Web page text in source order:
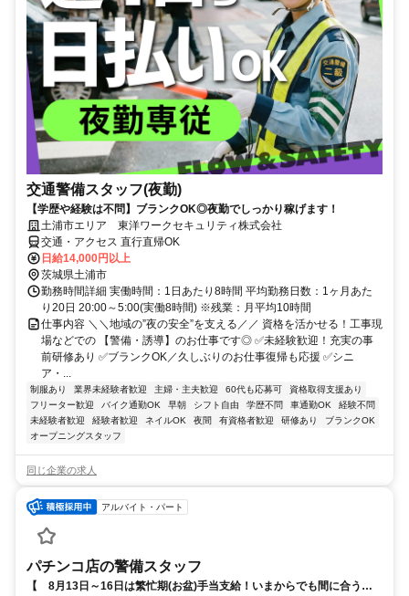
交通警備スタッフ(夜勤)
【学歴や経験は不問】ブランクOK◎夜勤でしっかり稼げます！
土浦市エリア 東洋ワークセキュリティ株式会社
交通・アクセス 直行直帰OK
日給14,000円以上
茨城県土浦市
勤務時間詳細 実働時間：1日あたり8時間 平均勤務日数：1ヶ月あた
り20日 20:00～5:00(実働8時間) ※残業：月平均10時間
仕事内容 ＼＼地域の”夜の安全”を支える／／ 資格を活かせる！工事現
場などでの 【警備・誘導】のお仕事です◎ ✅未経験歓迎！充実の事
前研修あり ✅ブランクOK／久しぶりのお仕事復帰も応援 ✅シニ
ア・...
制服あり 業界未経験者歓迎 主婦・主夫歓迎 60代も応募可
資格取得支援あり
フリーター歓迎
バイク通勤OK 早朝 シフト自由 学歴不問 車通勤OK
経験不問
未経験者歓迎
経験者歓迎 ネイルOK 夜間 有資格者歓迎 研修あり
ブランクOK
オープニングスタッフ
同じ企業の求人
アルバイト・パート
パチンコ店の警備スタッフ
【 8月13日～16日は繁忙期(お盆)手当支給！いまからでも間に合う！